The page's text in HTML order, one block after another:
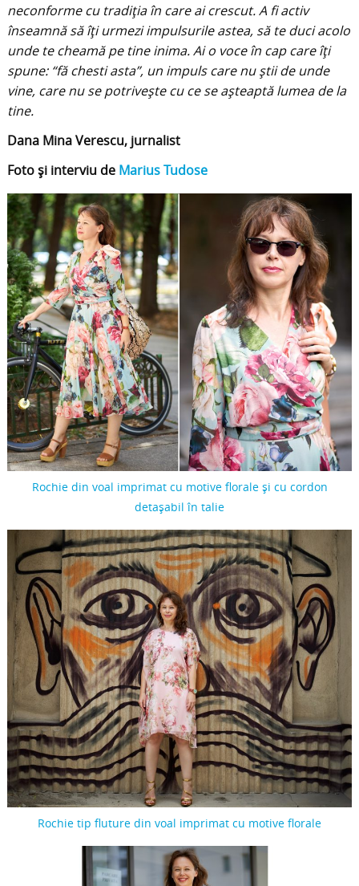
neconforme cu tradiția în care ai crescut. A fi activ
înseamnă să îți urmezi impulsurile astea, să te duci acolo
unde te cheamă pe tine inima. Ai o voce în cap care îți
spune: “fă chesti asta”, un impuls care nu știi de unde
vine, care nu se potrivește cu ce se așteaptă lumea de la
tine.
Dana Mina Verescu, jurnalist
Foto și interviu de Marius Tudose
Rochie din voal imprimat cu motive florale și cu cordon
detașabil în talie
Rochie tip fluture din voal imprimat cu motive florale